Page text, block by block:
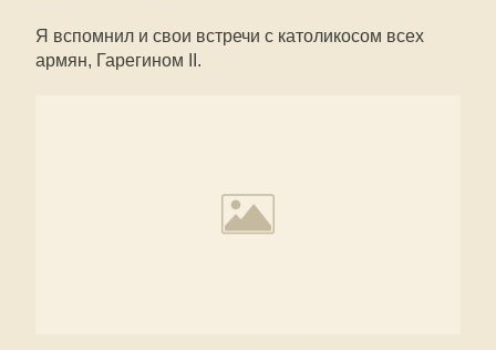
Я вспомнил и свои встречи с католикосом всех
армян, Гарегином II.